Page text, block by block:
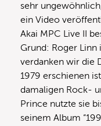
sehr
ein Video
Akai MPC Live II
Grund: Roger Linn
verdanken wir die
1979 erschienen
damaligen Rock-
Prince nutzte sie
seinem Album